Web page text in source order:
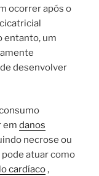
ocorrer após o
entanto, um
desenvolver
em danos
necrose ou
pode atuar como
cardíaco,